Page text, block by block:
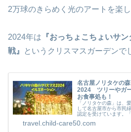
2万球のきらめく光のアートを楽
2024年は 『おっちょこちょいサ
戦』
というクリスマスガーデンで
名古屋ノリタケの
2024 ツリーやガ
お食事処も！
「ノリタケの森」は、
して名古屋市から市民
認定を受けています。
場跡地にオープンしま
travel.child-care50.com